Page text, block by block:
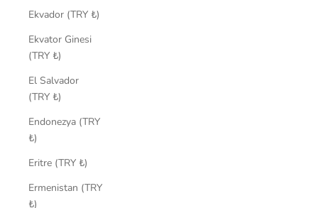
Ekvador (TRY ₺)
Ekvator Ginesi
(TRY ₺)
El Salvador
(TRY ₺)
Endonezya (TRY
₺)
Eritre (TRY ₺)
Ermenistan (TRY
₺)